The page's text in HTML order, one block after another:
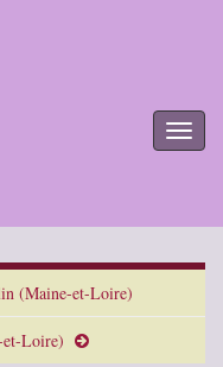
(Maine-et-Loire)
et-Loire)